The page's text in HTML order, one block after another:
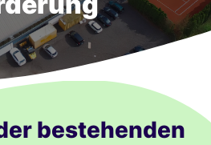
bestehenden